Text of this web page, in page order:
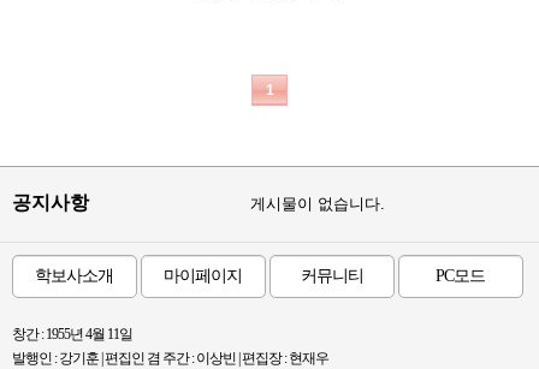
1
공지사항 게시물이 없습니다.
학보사소개 마이페이지 커뮤니티 PC모드
창간 : 1955년 4월 11일
발행인 : 강기훈 | 편집인 겸 주간 : 이상빈 | 편집장 : 현재우